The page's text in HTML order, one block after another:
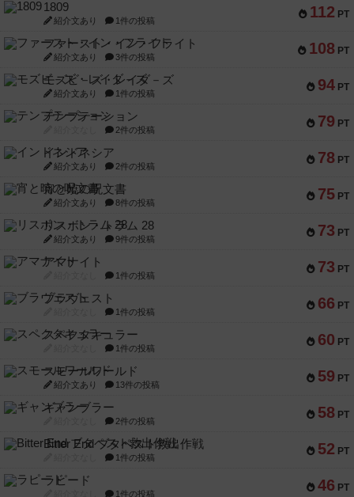
112 PT
1809
紹介文あり 1件の投稿
108 PT
ファースト・イン・フライト
紹介文あり 3件の投稿
94 PT
モズビ－ズ・レイダ－ズ
紹介文あり 1件の投稿
79 PT
テンプテーション
2件の投稿
78 PT
インドネシア
紹介文あり 2件の投稿
75 PT
宵と暁の呪文書
紹介文あり 8件の投稿
73 PT
リスボン・トラム 28
紹介文あり 9件の投稿
73 PT
アマナイト
1件の投稿
66 PT
ブラヴェスト
1件の投稿
60 PT
スペクタキュラー
1件の投稿
59 PT
スモールワールド
紹介文あり 13件の投稿
58 PT
ギャンブラー
2件の投稿
52 PT
Bitter End ブタペスト救出作戦
1件の投稿
46 PT
ラピード
1件の投稿